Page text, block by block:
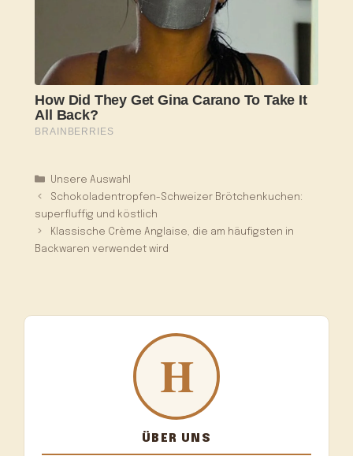
Kategorien
Unsere Auswahl
Schokoladentropfen-Schweizer Brötchenkuchen:
superfluffig und köstlich
Klassische Crème Anglaise, die am häufigsten in
Backwaren verwendet wird
ÜBER UNS